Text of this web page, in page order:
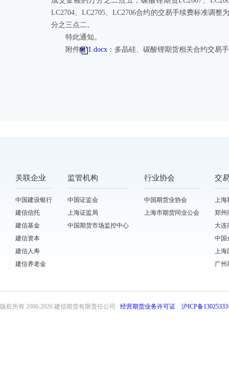
LC2704、LC2705、LC2706合约的交易手续费标准调
分之三点二。
特此通知。
附件
1.docx ：多晶硅、碳酸锂期货相关合约交易
关联企业
中国建设银行
建信信托
建信基金
建信资本
建信人寿
建信养老金
监管机构
中国证监会
上海证监局
中国期货市场监控中心
行业协会
中国期货业协会
上海市期货同业公会
交
上海
郑州
大连
中国
上海
广州
版权所有 2000-2026 建信期货有限责任公司 经营期货业务许可证 沪ICP备